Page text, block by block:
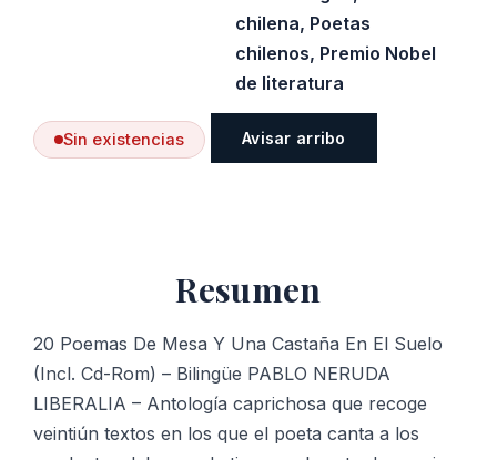
chilena, Poetas
chilenos, Premio Nobel
de literatura
Sin existencias Avisar arribo
Resumen
20 Poemas De Mesa Y Una Castaña En El Suelo
(Incl. Cd-Rom) – Bilingüe PABLO NERUDA
LIBERALIA – Antología caprichosa que recoge
veintiún textos en los que el poeta canta a los